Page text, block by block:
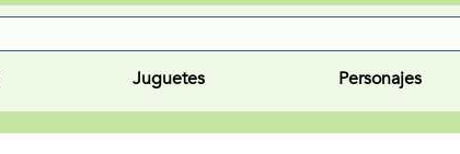
Juguetes Personajes